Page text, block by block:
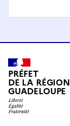
PRÉFET
DE LA RÉGION
GUADELOUPE